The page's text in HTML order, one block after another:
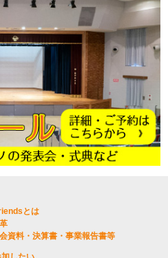
とは
資料・決算書・事業報告書等